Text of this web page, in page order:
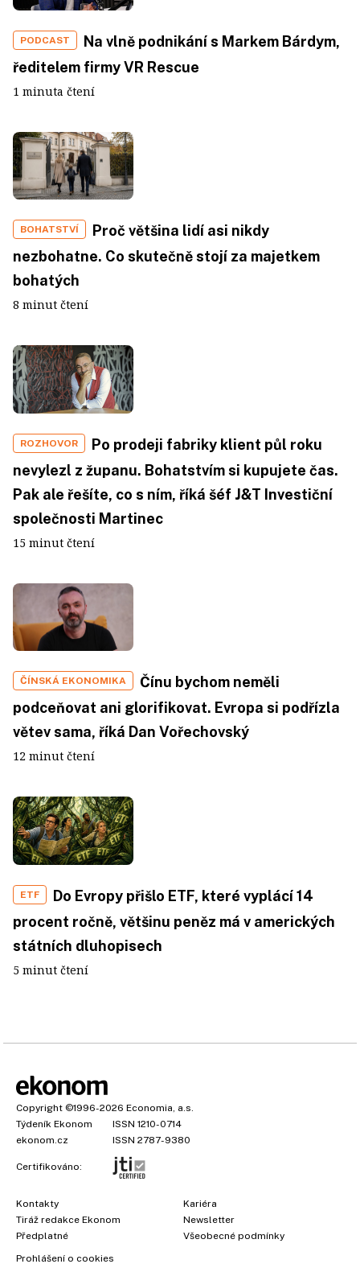
PODCAST
Na vlně podnikání s Markem Bárdym,
ředitelem firmy VR Rescue
1 minuta čtení
BOHATSTVÍ
Proč většina lidí asi nikdy
nezbohatne. Co skutečně stojí za majetkem
bohatých
8 minut čtení
ROZHOVOR
Po prodeji fabriky klient půl roku
nevylezl z županu. Bohatstvím si kupujete čas.
Pak ale řešíte, co s ním, říká šéf J&T Investiční
společnosti Martinec
15 minut čtení
ČÍNSKÁ EKONOMIKA
Čínu bychom neměli
podceňovat ani glorifikovat. Evropa si podřízla
větev sama, říká Dan Vořechovský
12 minut čtení
ETF
Do Evropy přišlo ETF, které vyplácí 14
procent ročně, většinu peněz má v amerických
státních dluhopisech
5 minut čtení
Copyright ©1996-2026 Economia, a.s.
Týdeník Ekonom
ISSN 1210-0714
ekonom.cz
ISSN 2787-9380
Certifikováno:
Kontakty
Tiráž redakce Ekonom
Předplatné
Kariéra
Newsletter
Všeobecné podmínky
Prohlášení o cookies